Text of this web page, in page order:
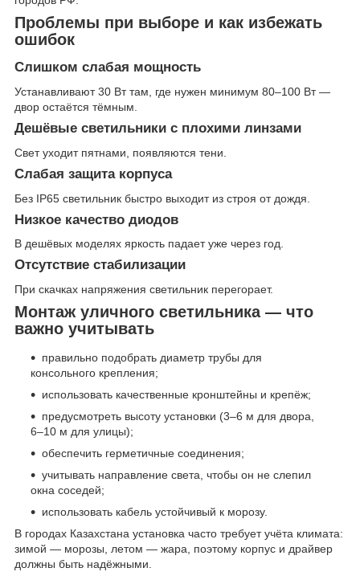
Проблемы при выборе и как избежать
ошибок
Слишком слабая мощность
Устанавливают 30 Вт там, где нужен минимум 80–100 Вт —
двор остаётся тёмным.
Дешёвые светильники с плохими линзами
Свет уходит пятнами, появляются тени.
Слабая защита корпуса
Без IP65 светильник быстро выходит из строя от дождя.
Низкое качество диодов
В дешёвых моделях яркость падает уже через год.
Отсутствие стабилизации
При скачках напряжения светильник перегорает.
Монтаж уличного светильника — что
важно учитывать
правильно подобрать диаметр трубы для
консольного крепления;
использовать качественные кронштейны и крепёж;
предусмотреть высоту установки (3–6 м для двора,
6–10 м для улицы);
обеспечить герметичные соединения;
учитывать направление света, чтобы он не слепил
окна соседей;
использовать кабель устойчивый к морозу.
В городах Казахстана установка часто требует учёта климата:
зимой — морозы, летом — жара, поэтому корпус и драйвер
должны быть надёжными.